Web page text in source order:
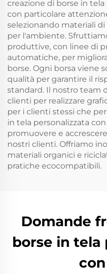
creazione di borse in
con particolare
selezionando materiali
per l'ambiente.
produttive, con linee di
automatiche, per
borse. Ogni borsa viene
qualità per garantire il
standard. Il nostro team
clienti per realizzare
per i clienti stessi che
in tela personalizzata
promuovere e
nostri clienti. Offriamo
materiali organici e
pratiche ecocompatibili.
Domande
borse in tela